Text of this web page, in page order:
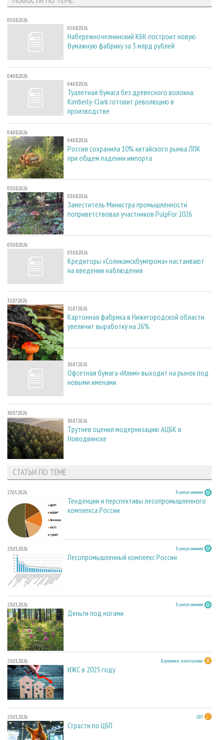
05.08.2026
05.08.2026
Набережночелнинский КБК построит новую
бумажную фабрику за 3 млрд рублей
04.08.2026
04.08.2026
Туалетная бумага без древесного волокна:
Kimberly-Clark готовит революцию в
производстве
04.08.2026
04.08.2026
Россия сохранила 10% китайского рынка ЛПК
при общем падении импорта
03.08.2026
03.08.2026
Заместитель Министра промышленности
поприветствовал участников PulpFor 2026
03.08.2026
03.08.2026
Кредиторы «Соликамскбумпрома» настаивают
на введении наблюдения
31.07.2026
31.07.2026
Картонная фабрика в Нижегородской области
увеличит выработку на 26%
30.07.2026
30.07.2026
Офсетная бумага «Илим» выходит на рынок под
новыми именами
30.07.2026
30.07.2026
Трутнев оценил модернизацию АЦБК в
Новодвинске
СТАТЬИ ПО ТЕМЕ
27.05.2026 В центре внимания
Тенденции и перспективы лесопромышленного
комплекса России
23.03.2026 В центре внимания
Лесопромышленный комплекс России
23.03.2026 В центре внимания
Деньги под ногами
23.03.2026 Деревянное домостроение
ИЖС в 2025 году
23.03.2026 ЦБП
Страсти по ЦБП